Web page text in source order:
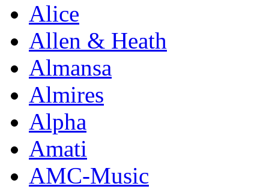
Alice
Allen & Heath
Almansa
Almires
Alpha
Amati
AMC-Music